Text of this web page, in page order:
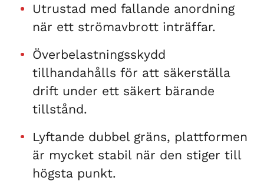
Utrustad med fallande anordning
när ett strömavbrott inträffar.
Överbelastningsskydd
tillhandahålls för att säkerställa
drift under ett säkert bärande
tillstånd.
Lyftande dubbel gräns, plattformen
är mycket stabil när den stiger till
högsta punkt.